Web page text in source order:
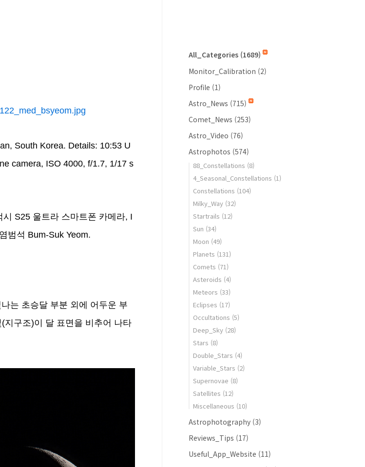
South Korea. Details: 10:53 U
camera, ISO 4000, f/1.7, 1/17 s
S25 울트라 스마트폰 카메라, I
범석 Bum-Suk Yeom.
는 초승달 부분 외에 어두운 부
지구조)이 달 표면을 비추어 나타
All_Categories (1689)
Monitor_Calibration (2)
Profile (1)
Astro_News (715)
Comet_News (253)
Astro_Video (76)
Astrophotos (574)
88_Constellations (8)
4_Seasonal_Constellations (1)
Constellations (104)
Milky_Way (32)
Startrails (12)
Sun (34)
Moon (49)
Planets (131)
Comets (71)
Asteroids (4)
Meteors (33)
Eclipses (17)
Occultations (5)
Deep_Sky (28)
Stars (8)
Double_Stars (4)
Variable_Stars (2)
Supernovae (8)
Satellites (12)
Miscellaneous (10)
Astrophotography (3)
Reviews_Tips (17)
Useful_App_Website (11)